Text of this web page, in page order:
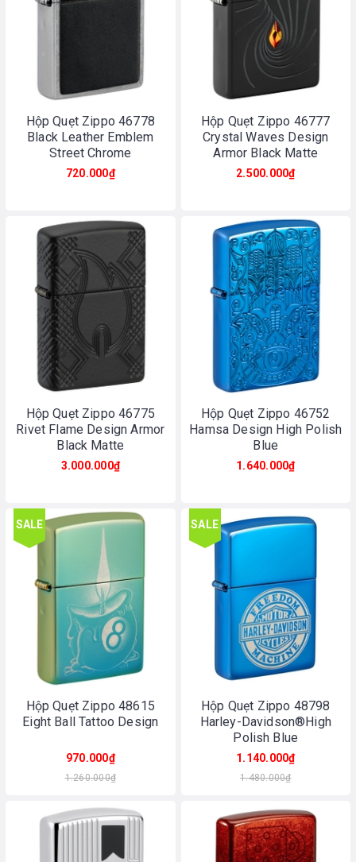
Hộp Quẹt Zippo 46778
Black Leather Emblem
Street Chrome
720.000₫
Hộp Quẹt Zippo 46777
Crystal Waves Design
Armor Black Matte
2.500.000₫
Hộp Quẹt Zippo 46775
Rivet Flame Design Armor
Black Matte
3.000.000₫
Hộp Quẹt Zippo 46752
Hamsa Design High Polish
Blue
1.640.000₫
SALE
Hộp Quẹt Zippo 48615
Eight Ball Tattoo Design
970.000₫
1.260.000₫
SALE
Hộp Quẹt Zippo 48798
Harley-Davidson®High
Polish Blue
1.140.000₫
1.480.000₫